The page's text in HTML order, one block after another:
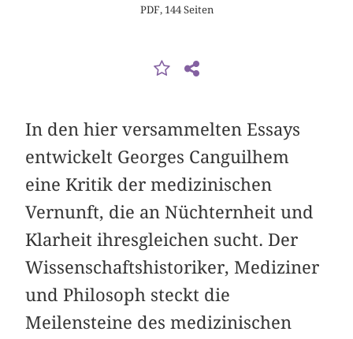
PDF, 144 Seiten
In den hier versammelten Essays
entwickelt Georges Canguilhem
eine Kritik der medizinischen
Vernunft, die an Nüchternheit und
Klarheit ihresgleichen sucht. Der
Wissenschaftshistoriker, Mediziner
und Philosoph steckt die
Meilensteine des medizinischen